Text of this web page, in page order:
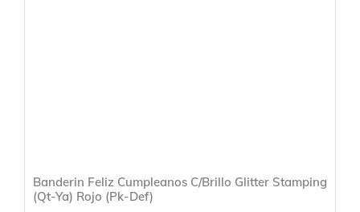
Banderin Feliz Cumpleanos C/Brillo Glitter Stamping
(Qt-Ya) Rojo (Pk-Def)